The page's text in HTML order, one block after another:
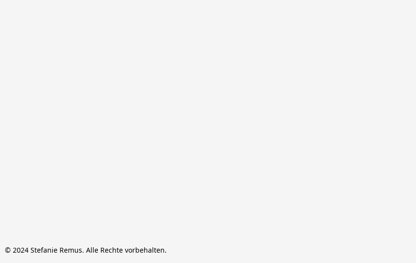
© 2024 Stefanie Remus. Alle Rechte vorbehalten.